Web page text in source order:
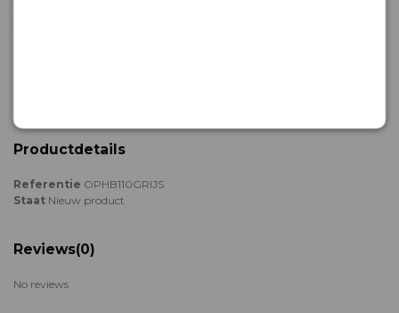
Productdetails
Referentie OPHB110GRIJS
Staat Nieuw product
Reviews(0)
No reviews